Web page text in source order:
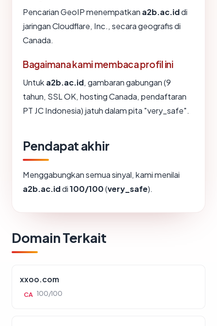
Pencarian GeoIP menempatkan a2b.ac.iddi
jaringan Cloudflare, Inc., secara geografis di
Canada.
Bagaimana kami membaca profil ini
Untuk a2b.ac.id, gambaran gabungan (9
tahun, SSL OK, hosting Canada, pendaftaran
PT JC Indonesia) jatuh dalam pita "very_safe".
Pendapat akhir
Menggabungkan semua sinyal, kami menilai
a2b.ac.iddi100/100(very_safe).
Domain Terkait
xxoo.com
CA 100/100